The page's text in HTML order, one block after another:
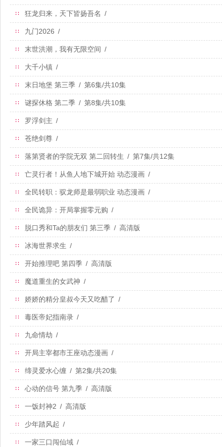
∷ 狂龙归来，天下皆扬吾名 /
∷ 九门2026 /
∷ 末世洪潮，我有无限空间 /
∷ 大千小镇 /
∷ 末日地堡 第三季 / 第6集/共10集
∷ 谜探休格 第二季 / 第8集/共10集
∷ 罗浮剑主 /
∷ 苍绝剑尊 /
∷ 落第贤者的学院无双 第二回转生 / 第7集/共12集
∷ 亡灵行者！从鱼人地下城开始 动态漫画 /
∷ 全民转职：驭龙师是最弱职业 动态漫画 /
∷ 全民诡异：开局掌握零元购 /
∷ 脱口秀和Ta的朋友们 第三季 / 高清版
∷ 冰海世界求生 /
∷ 开始推理吧 第四季 / 高清版
∷ 魔道重生的女武神 /
∷ 娇娇的精分皇叔今天又吃醋了 /
∷ 毒医帝妃指南录 /
∷ 九命情劫 /
∷ 开局主宰都市王座动态漫画 /
∷ 缔灵爱水心缠 / 第2集/共20集
∷ 心动的信号 第九季 / 高清版
∷ 一饭封神2 / 高清版
∷ 少年踏风起 /
∷ 一家三口闯仙域 /